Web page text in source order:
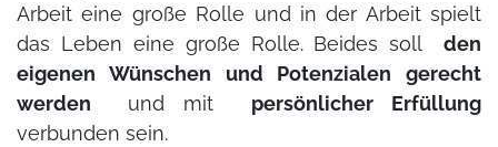
Arbeit eine große Rolle und in der Arbeit spielt
das Leben eine große Rolle. Beides soll
den
eigenen Wünschen und Potenzialen gerecht
werden
und mit
persönlicher Erfüllung
verbunden sein.